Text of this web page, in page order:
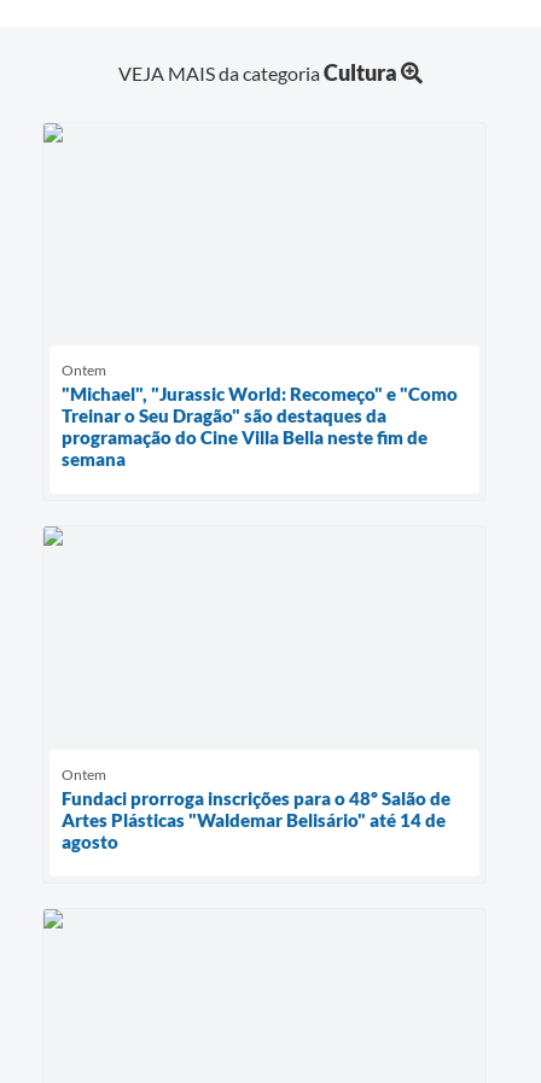
VEJA MAIS da categoriaCultura
Ontem
"Michael", "Jurassic World: Recomeço" e "Como
Treinar o Seu Dragão" são destaques da
programação do Cine Villa Bella neste fim de
semana
Ontem
Fundaci prorroga inscrições para o 48º Salão de
Artes Plásticas "Waldemar Belisário" até 14 de
agosto